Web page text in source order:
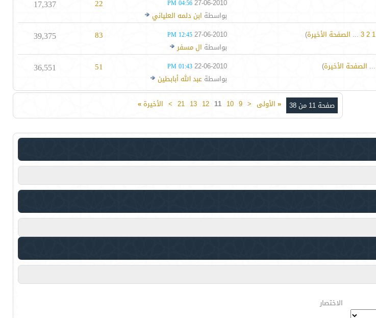
27-06-2010
04:56 PM
بواسطة ابن دلمه العلياني
22
17,337
1
2
3
... الصفحة الأخيرة)
27-06-2010
12:45 PM
بواسطة ال مسفر
83
39,375
... الصفحة الأخيرة)
22-06-2010
01:43 PM
بواسطةعبد الله أبابطين
51
36,551
صفحة 11 من 38 « الأولى <
9
10
11
12
13
21
> الأخيرة»
الاختصار